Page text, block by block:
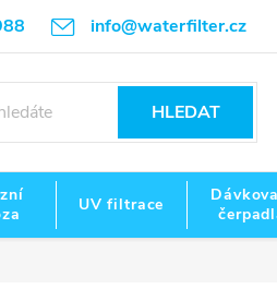
info@waterfilter.cz
HLEDAT
UV filtrace